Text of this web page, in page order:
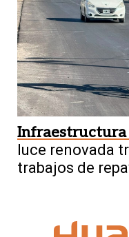
luce renovada
trabajos de